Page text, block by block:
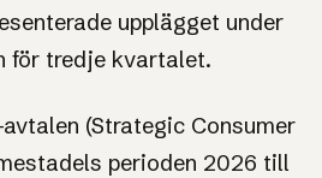
upplägget under
för tredje kvartalet.
(Strategic Consumer
perioden 2026 till